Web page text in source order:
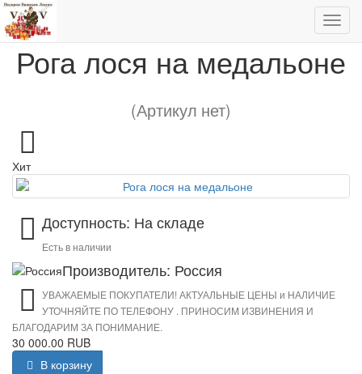
Рога лося на медальоне
(Артикул нет)
Хит
Доступность: На складе
Есть в наличии
Производитель: Россия
УВАЖАЕМЫЕ ПОКУПАТЕЛИ! АКТУАЛЬНЫЕ ЦЕНЫ и НАЛИЧИЕ
УТОЧНЯЙТЕ ПО ТЕЛЕФОНУ . ПРИНОСИМ ИЗВИНЕНИЯ И
БЛАГОДАРИМ ЗА ПОНИМАНИЕ.
30 000.00 RUB
В корзину